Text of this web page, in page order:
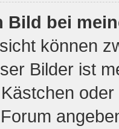
Bild bei
können
Bilder ist